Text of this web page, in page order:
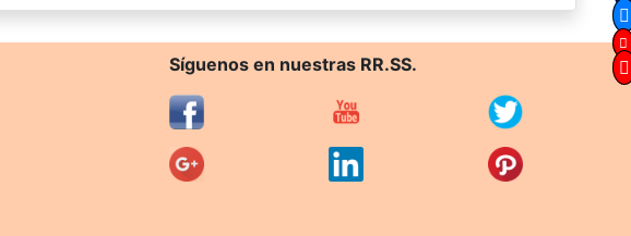
Síguenos en nuestras RR.SS.